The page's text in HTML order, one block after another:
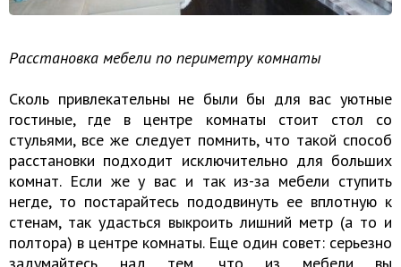
Расстановка мебели по периметру комнаты
Сколь привлекательны не были бы для вас уютные
гостиные, где в центре комнаты стоит стол со
стульями, все же следует помнить, что такой способ
расстановки подходит исключительно для больших
комнат. Если же у вас и так из-за мебели ступить
негде, то постарайтесь пододвинуть ее вплотную к
стенам, так удасться выкроить лишний метр (а то и
полтора) в центре комнаты. Еще один совет: серьезно
задумайтесь над тем, что из мебели вы